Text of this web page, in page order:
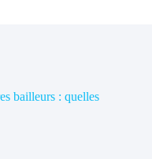
bailleurs : quelles